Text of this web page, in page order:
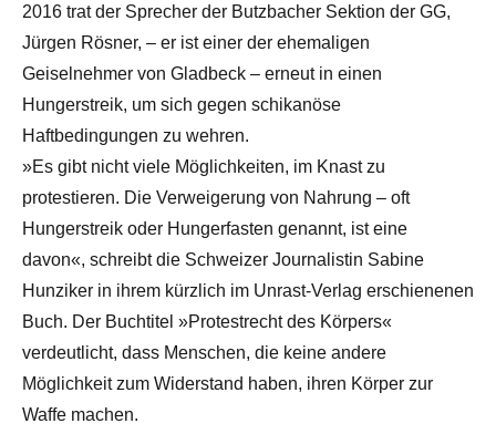
2016 trat der Sprecher der Butzbacher Sektion der GG,
Jürgen Rösner, – er ist einer der ehemaligen
Geiselnehmer von Gladbeck – erneut in einen
Hungerstreik, um sich gegen schikanöse
Haftbedingungen zu wehren.
»Es gibt nicht viele Möglichkeiten, im Knast zu
protestieren. Die Verweigerung von Nahrung – oft
Hungerstreik oder Hungerfasten genannt, ist eine
davon«, schreibt die Schweizer Journalistin Sabine
Hunziker in ihrem kürzlich im Unrast-Verlag erschienenen
Buch. Der Buchtitel »Protestrecht des Körpers«
verdeutlicht, dass Menschen, die keine andere
Möglichkeit zum Widerstand haben, ihren Körper zur
Waffe machen.